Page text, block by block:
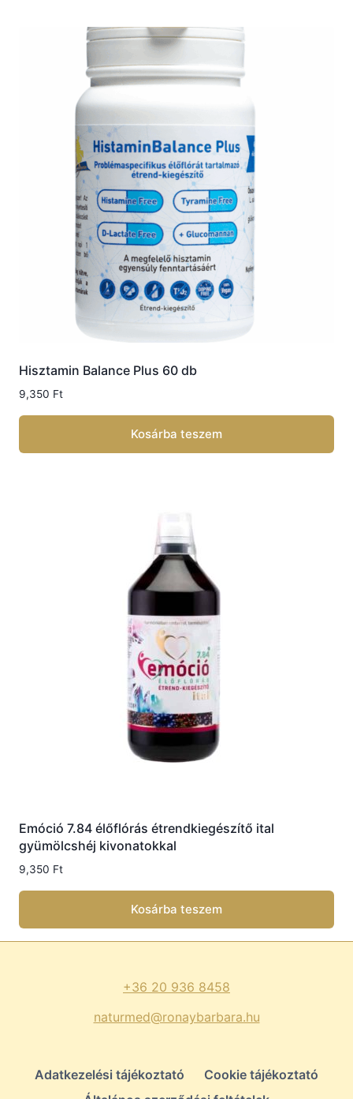
Hisztamin Balance Plus 60 db
9,350 Ft
Kosárba teszem
Emóció 7.84 élőflórás étrendkiegészítő ital
gyümölcshéj kivonatokkal
9,350 Ft
Kosárba teszem
+36 20 936 8458
naturmed@ronaybarbara.hu
Adatkezelési tájékoztató
Cookie tájékoztató